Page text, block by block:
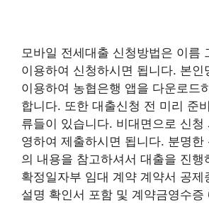
모바일 전세대출 신청방법은 이름
이용하여 신청하시면 됩니다. 본인
이용하여 농협은행 앱을 다운로드
합니다. 또한 대출신청 전 미리 준
류들이 있습니다. 비대면으로 신청
영하여 제출하시면 됩니다. 분명한
의 내용을 참고하셔서 대출을 진행
확정일자부 임대 계약 계약서 공제
설명 확인서 포함 및 계약금영수증